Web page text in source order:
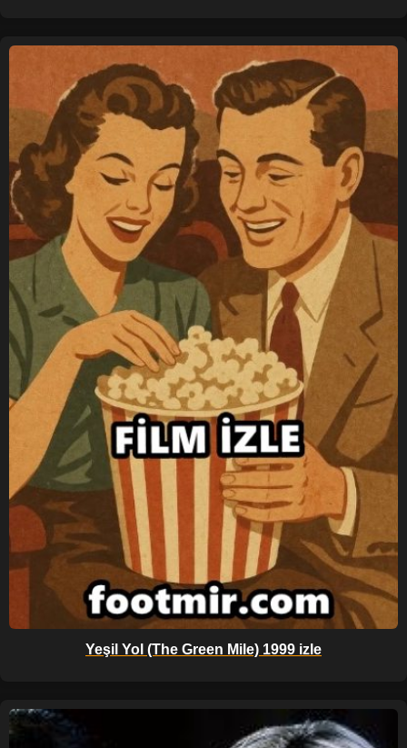
Yeşil Yol (The Green Mile) 1999 izle